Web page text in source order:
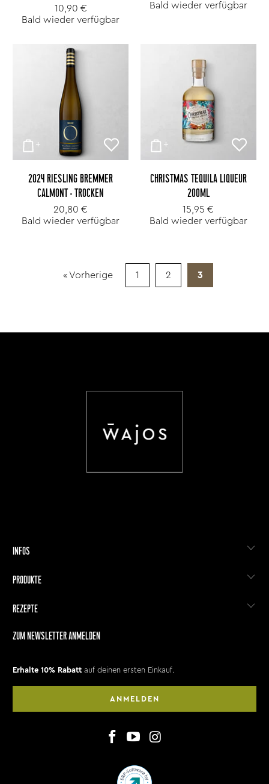
10,90 €
Bald wieder verfügbar
Bald wieder verfügbar
2024 RIESLING BREMMER
CALMONT - TROCKEN
20,80 €
Bald wieder verfügbar
CHRISTMAS TEQUILA LIQUEUR
200ML
15,95 €
Bald wieder verfügbar
« Vorherige 1 2 3
INFOS
PRODUKTE
REZEPTE
ZUM NEWSLETTER ANMELDEN
Erhalte 10% Rabatt auf deinen ersten Einkauf.
ANMELDEN